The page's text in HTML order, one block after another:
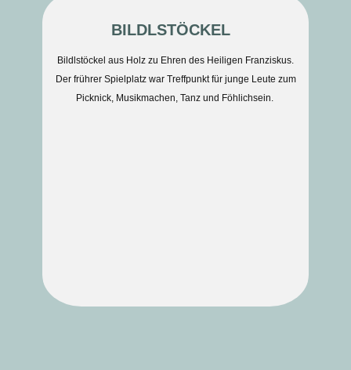
BILDLSTÖCKEL
Bildlstöckel aus Holz zu Ehren des Heiligen Franziskus.
Der frührer Spielplatz war Treffpunkt für junge Leute zum
Picknick, Musikmachen, Tanz und Föhlichsein.